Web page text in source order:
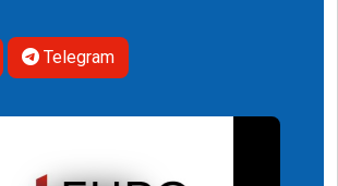
Telegram